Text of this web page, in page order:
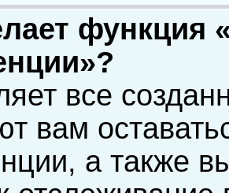
функция
все
вам
а также